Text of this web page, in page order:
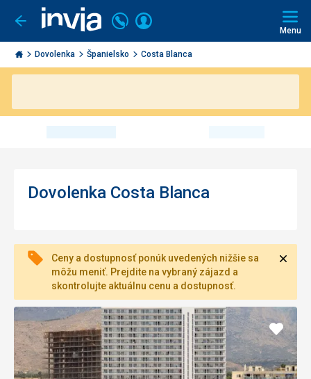
Ísť
späť
Invia.sk
Volajte
+421
2
3221
0491
Prihlásiť
Menu
Dovolenka Španielsko Costa Blanca
Dovolenka Costa Blanca
Ceny a dostupnosť ponúk uvedených nižšie sa
môžu meniť. Prejdite na vybraný zájazd a
skontrolujte aktuálnu cenu a dostupnosť.
Pridať
do